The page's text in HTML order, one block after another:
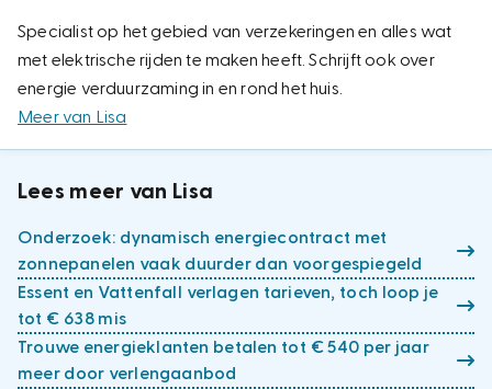
Specialist op het gebied van verzekeringen en alles wat
met elektrische rijden te maken heeft. Schrijft ook over
energie verduurzaming in en rond het huis.
Meer van Lisa
Lees meer van Lisa
Onderzoek: dynamisch energiecontract met
zonnepanelen vaak duurder dan voorgespiegeld
Essent en Vattenfall verlagen tarieven, toch loop je
tot € 638 mis
Trouwe energieklanten betalen tot € 540 per jaar
meer door verlengaanbod